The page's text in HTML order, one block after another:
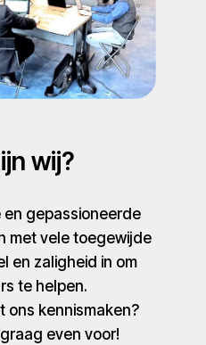
wij?
gepassioneerde
met vele toegewijde
en zaligheid in om
te helpen.
ons kennismaken?
even voor!